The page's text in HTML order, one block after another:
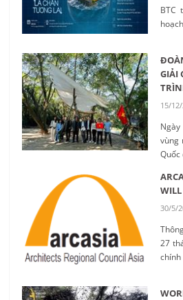
BTC
GIẢI
15/
vùng
Quốc
sinh
30/5/
27